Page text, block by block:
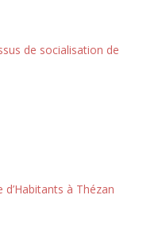
de socialisation de
à Thézan